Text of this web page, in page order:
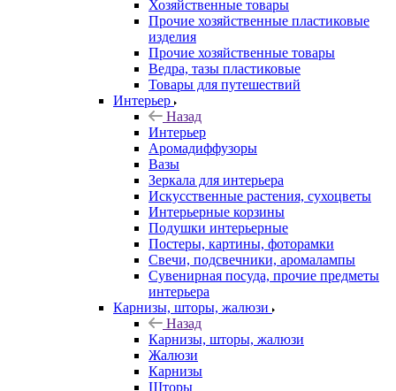
Хозяйственные товары
Прочие хозяйственные пластиковые
изделия
Прочие хозяйственные товары
Ведра, тазы пластиковые
Товары для путешествий
Интерьер
Назад
Интерьер
Аромадиффузоры
Вазы
Зеркала для интерьера
Искусственные растения, сухоцветы
Интерьерные корзины
Подушки интерьерные
Постеры, картины, фоторамки
Свечи, подсвечники, аромалампы
Сувенирная посуда, прочие предметы
интерьера
Карнизы, шторы, жалюзи
Назад
Карнизы, шторы, жалюзи
Жалюзи
Карнизы
Шторы